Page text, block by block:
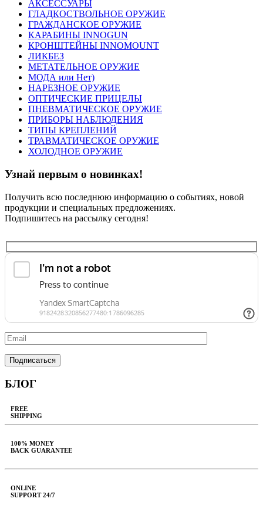
АКСЕССУАРЫ
ГЛАДКОСТВОЛЬНОЕ ОРУЖИЕ
ГРАЖДАНСКОЕ ОРУЖИЕ
КАРАБИНЫ INNOGUN
КРОНШТЕЙНЫ INNOMOUNT
ЛИКБЕЗ
МЕТАТЕЛЬНОЕ ОРУЖИЕ
МОДА или Нет)
НАРЕЗНОЕ ОРУЖИЕ
ОПТИЧЕСКИЕ ПРИЦЕЛЫ
ПНЕВМАТИЧЕСКОЕ ОРУЖИЕ
ПРИБОРЫ НАБЛЮДЕНИЯ
ТИПЫ КРЕПЛЕНИЙ
ТРАВМАТИЧЕСКОЕ ОРУЖИЕ
ХОЛОДНОЕ ОРУЖИЕ
Узнай первым о новинках!
Получить всю последнюю информацию о событиях, новой
продукции и специальных предложениях.
Подпишитесь на рассылку сегодня!
БЛОГ
FREE
SHIPPING
100% MONEY
BACK GUARANTEE
ONLINE
SUPPORT 24/7